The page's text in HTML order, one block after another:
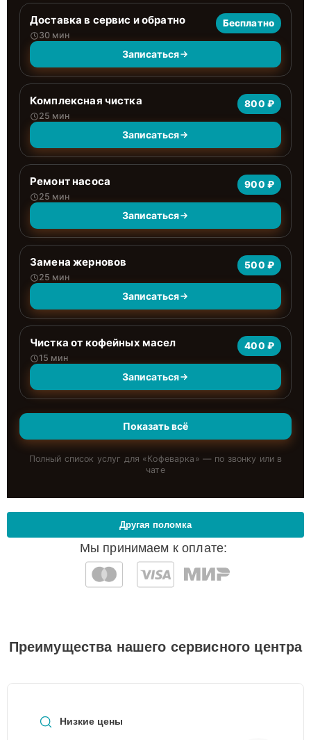
Доставка в сервис и обратно
30 мин
Бесплатно
Записаться
Комплексная чистка
25 мин
800 ₽
Записаться
Ремонт насоса
25 мин
900 ₽
Записаться
Замена жерновов
25 мин
500 ₽
Записаться
Чистка от кофейных масел
15 мин
400 ₽
Записаться
Показать всё
Полный список услуг для «Кофеварка » — по звонку или в
чате
Мы принимаем к оплате:
Другая поломка
Преимущества нашего сервисного центра
Низкие цены